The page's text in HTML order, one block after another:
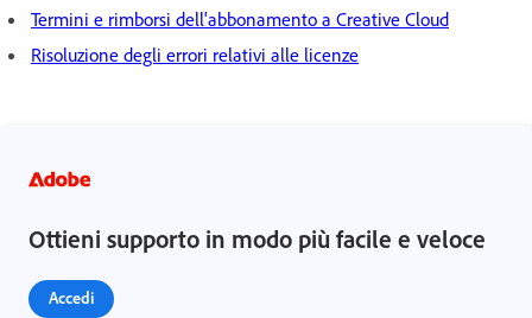
Termini e rimborsi dell'abbonamento a Creative Cloud
Risoluzione degli errori relativi alle licenze
Ottieni supporto in modo più facile e veloce
Accedi